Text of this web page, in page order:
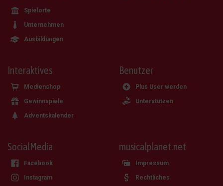
Spielorte
Unternehmen
Ausbildungen
Interaktives
Medienshop
Gewinnspiele
Adventskalender
Benutzer
Plus User werden
Unterstützen
SocialMedia
Facebook
Instagram
musicalplanet.net
Impressum
Rechtliches